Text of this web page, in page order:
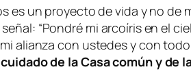
es un proyecto de vida y no
“Pondré mi arcoíris en el
alianza con ustedes y con
de la Casa común y de